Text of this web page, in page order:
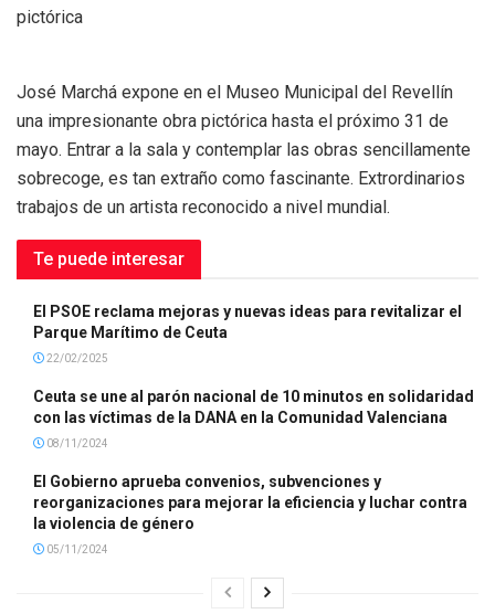
pictórica
José Marchá expone en el Museo Municipal del Revellín
una impresionante obra pictórica hasta el próximo 31 de
mayo. Entrar a la sala y contemplar las obras sencillamente
sobrecoge, es tan extraño como fascinante. Extrordinarios
trabajos de un artista reconocido a nivel mundial.
Te puede interesar
El PSOE reclama mejoras y nuevas ideas para revitalizar el
Parque Marítimo de Ceuta
22/02/2025
Ceuta se une al parón nacional de 10 minutos en solidaridad
con las víctimas de la DANA en la Comunidad Valenciana
08/11/2024
El Gobierno aprueba convenios, subvenciones y
reorganizaciones para mejorar la eficiencia y luchar contra
la violencia de género
05/11/2024